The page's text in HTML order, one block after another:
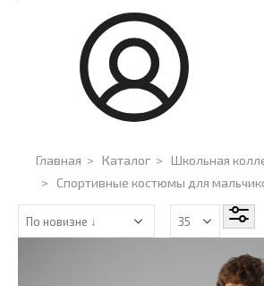
Главная > Каталог > Школьная
> Спортивные костюмы для